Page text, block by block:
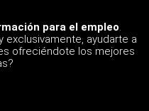
para el empleo.
exclusivamente, ayudarte a
ofreciéndote los mejores